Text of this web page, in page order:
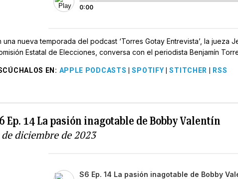
0:00
una nueva temporada del podcast ‘Torres Gotay Entrevista’, la jueza
Estatal de Elecciones, conversa con el periodista Benjamín
EN : APPLE PODCASTS |SPOTIFY |STITCHER RSS
Ep. 14 La pasión inagotable de Bobby Valentín
de diciembre de 2023
S6 Ep. 14 La pasión inagotable de Bobby